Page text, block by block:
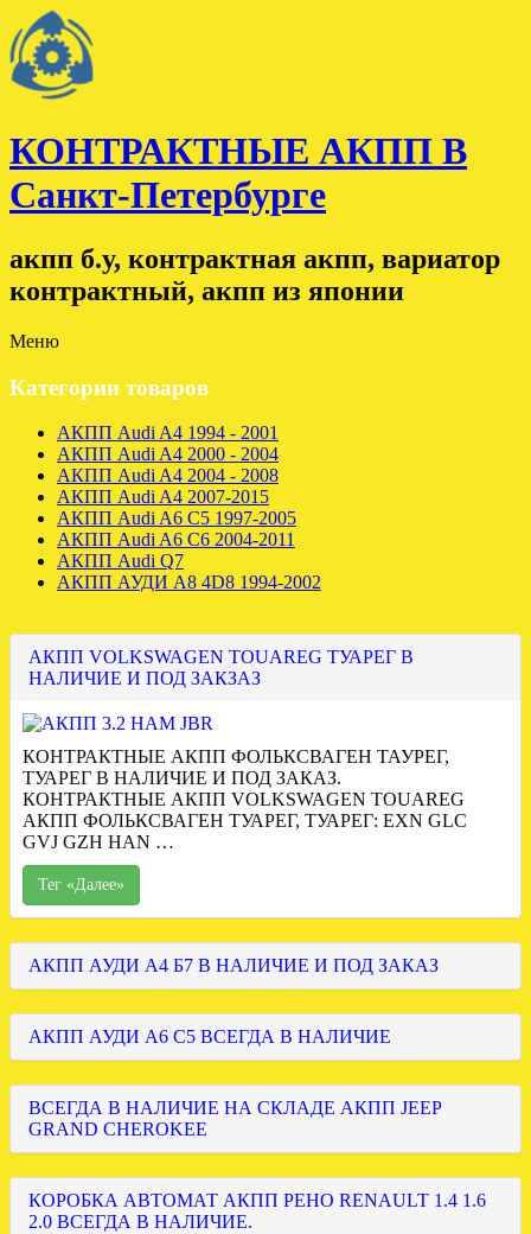
КОНТРАКТНЫЕ АКПП В
Санкт-Петербурге
акпп б.у, контрактная акпп, вариатор
контрактный, акпп из японии
Меню
Категории товаров
АКПП Audi A4 1994 - 2001
АКПП Audi A4 2000 - 2004
АКПП Audi A4 2004 - 2008
АКПП Audi A4 2007-2015
АКПП Audi A6 C5 1997-2005
АКПП Audi A6 C6 2004-2011
АКПП Audi Q7
АКПП АУДИ А8 4D8 1994-2002
АКПП VOLKSWAGEN TOUAREG ТУАРЕГ В
НАЛИЧИЕ И ПОД ЗАКЗАЗ
КОНТРАКТНЫЕ АКПП ФОЛЬКСВАГЕН ТАУРЕГ,
ТУАРЕГ В НАЛИЧИЕ И ПОД ЗАКАЗ.
КОНТРАКТНЫЕ АКПП VOLKSWAGEN TOUAREG
АКПП ФОЛЬКСВАГЕН ТУАРЕГ, ТУАРЕГ: EXN GLC
GVJ GZH HAN …
Тег «Далее»
АКПП АУДИ А4 Б7 В НАЛИЧИЕ И ПОД ЗАКАЗ
АКПП АУДИ А6 С5 ВСЕГДА В НАЛИЧИЕ
ВСЕГДА В НАЛИЧИЕ НА СКЛАДЕ АКПП JEEP
GRAND CHEROKEE
КОРОБКА АВТОМАТ АКПП РЕНО RENAULT 1.4 1.6
2.0 ВСЕГДА В НАЛИЧИЕ.